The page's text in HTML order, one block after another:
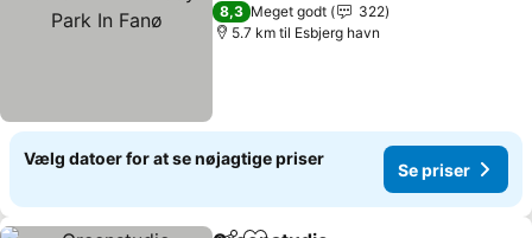
8,3 Meget godt
322
5.7 km til Esbjerg havn
Vælg datoer for at se nøjagtige priser
Se priser